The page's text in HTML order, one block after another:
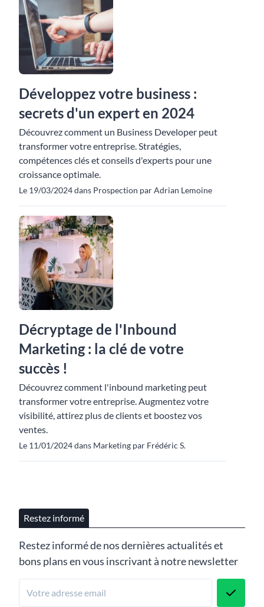
Développez votre business :
secrets d'un expert en 2024
Découvrez comment un Business Developer peut
transformer votre entreprise. Stratégies,
compétences clés et conseils d'experts pour une
croissance optimale.
Le 19/03/2024 dans Prospection par Adrian Lemoine
Décryptage de l'Inbound
Marketing : la clé de votre
succès !
Découvrez comment l'inbound marketing peut
transformer votre entreprise. Augmentez votre
visibilité, attirez plus de clients et boostez vos
ventes.
Le 11/01/2024 dans Marketing par Frédéric S.
Restez informé
Restez informé de nos dernières actualités et
bons plans en vous inscrivant à notre newsletter